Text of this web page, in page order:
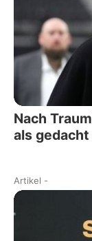
Nach
als gedacht
Artikel -